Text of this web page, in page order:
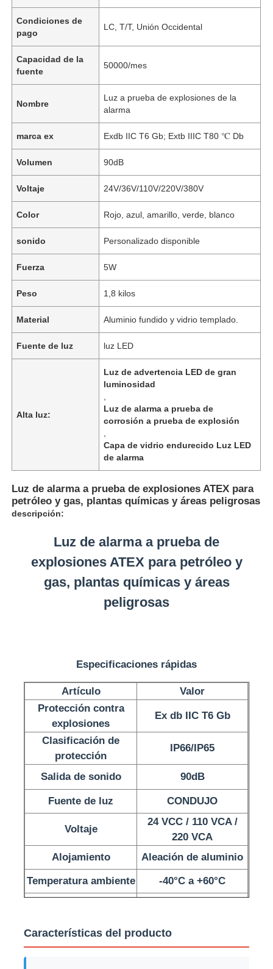
Sobre nosotros
Visita a la fábrica
Contacto
Solicitar una cotización
Iluminación a prueba de explosiones
Condiciones de
pago
LC, T/T, Unión Occidental
Capacidad de la
fuente
50000/mes
Nombre
Luz a prueba de explosiones de la
alarma
marca ex Exdb IIC T6 Gb; Extb IIIC T80 ℃ Db
Volumen 90dB
Voltaje 24V/36V/110V/220V/380V
Color Rojo, azul, amarillo, verde, blanco
sonido Personalizado disponible
Fuerza 5W
Peso 1,8 kilos
Material Aluminio fundido y vidrio templado.
Fuente de luz luz LED
Alta luz:
Luz de advertencia LED de gran
luminosidad
Luz de alarma a prueba de
corrosión a prueba de explosión
Capa de vidrio endurecido Luz LED
de alarma
Luz de alarma a prueba de explosiones ATEX para
petróleo y gas, plantas químicas y áreas peligrosas
descripción:
Luz de alarma a prueba de
explosiones ATEX para petróleo y
gas, plantas químicas y áreas
peligrosas
Especificaciones rápidas
Artículo
Valor
Protección contra
explosiones
Ex db IIC T6 Gb
Clasificación de
protección
IP66/IP65
Salida de sonido 90dB
Fuente de luz CONDUJO
Voltaje
24 VCC / 110 VCA /
220 VCA
Alojamiento
Aleación de aluminio
Temperatura ambiente
-40°C a +60°C
Características del producto